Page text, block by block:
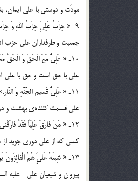
مودّت و دوستی با علی ایمان،
9ـ « حِزْبُ عَلِیٍّ حِزْبُ اللهِ وَ حِزْبُ أعْدائِهِ حِزْبُ الشَّیْطانِ.»
جمعیت و طرفداران علی حزب
10ـ « عَلِیٌّ مَعَ الْحَقِّ وَ الْحَقُّ مَعَهُ لایَفْتَرِقان.»
علی با حق است و حق با علی
11ـ « عَلِیٌّ قَسیم الجّنَّهِ وَ النّار.»
علی قسمت كننده‌ی بهشت و
12ـ « مَنْ فارَقَ عَلِیّاً فَقَدُ فارَقَنی وَ مَنْ فارَقَنی فَقَدْ فارَقَ الله.»
كسی كه از علی دوری جوید
13ـ « شِیعَهُ عَلیٍّ هُمُ الْفائِزُونَ یَوْم القِیامَهِ.»
پیروان و شیعیان علی ـ علیه السلام ـ